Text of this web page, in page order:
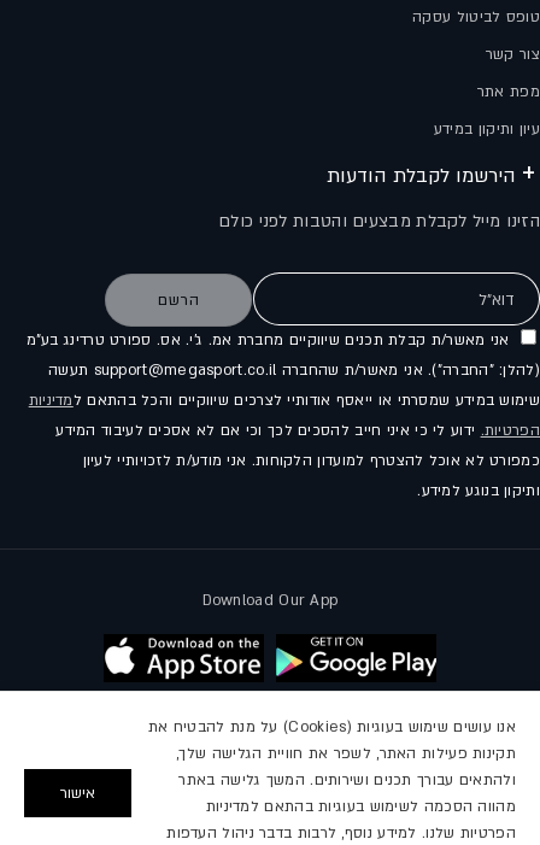
טופס לביטול עסקה
צור קשר
מפת אתר
עיון ותיקון במידע
הירשמו לקבלת הודעות
הזינו מייל לקבלת מבצעים והטבות לפני כולם
דוא"ל הרשם
אני מאשר/ת קבלת תכנים שיווקיים מחברת אמ. ג'י. אס. ספורט טרדינג בע"מ
(להלן: "החברה"). אני מאשר/ת שהחברה support@megasport.co.il תעשה
שימוש במידע שמסרתי או ייאסף אודותיי לצרכים שיווקיים והכל בהתאם למדיניות
הפרטיות. ידוע לי כי איני חייב להסכים לכך וכי אם לא אסכים לעיבוד המידע
כמפורט לא אוכל להצטרף למועדון הלקוחות. אני מודע/ת לזכויותיי לעיון
ותיקון בנוגע למידע.
Download Our App
עקבו אחרינו
אנו עושים שימוש בעוגיות (Cookies) על מנת להבטיח את
תקינות פעילות האתר, לשפר את חוויית הגלישה שלך,
ולהתאים עבורך תכנים ושירותים. המשך גלישה באתר
מהווה הסכמה לשימוש בעוגיות בהתאם למדיניות
הפרטיות שלנו. למידע נוסף, לרבות בדבר ניהול העדפות
אישור